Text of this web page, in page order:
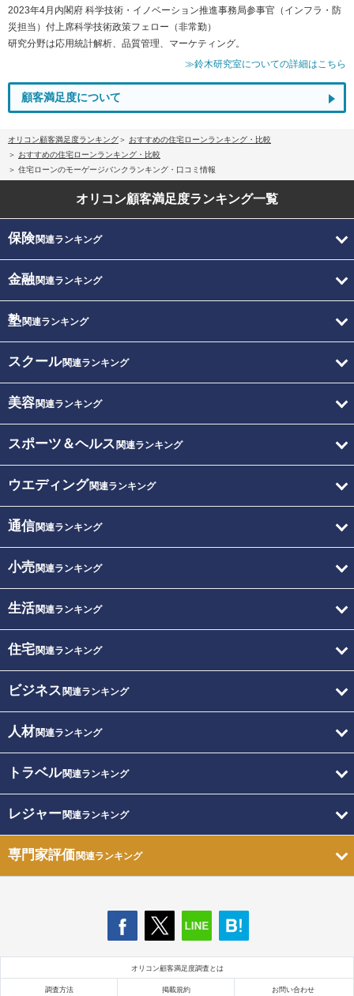
2023年4月内閣府 科学技術・イノベーション推進事務局参事官（インフラ・防
災担当）付上席科学技術政策フェロー（非常勤）
研究分野は応用統計解析、品質管理、マーケティング。
≫鈴木研究室についての詳細はこちら
顧客満足度について
オリコン顧客満足度ランキング
おすすめの住宅ローンランキング・比較
おすすめの住宅ローンランキング・比較
住宅ローンのモーゲージバンクランキング・口コミ情報
オリコン顧客満足度ランキング一覧
保険関連ランキング
金融関連ランキング
塾関連ランキング
スクール関連ランキング
美容関連ランキング
スポーツ＆ヘルス 関連ランキング
ウエディング関連ランキング
通信関連ランキング
小売関連ランキング
生活関連ランキング
住宅関連ランキング
ビジネス 関連ランキング
人材関連ランキング
トラベル関連ランキング
レジャー関連ランキング
専門家評価関連ランキング
オリコン顧客満足度調査とは
調査方法 掲載規約 お問い合わせ